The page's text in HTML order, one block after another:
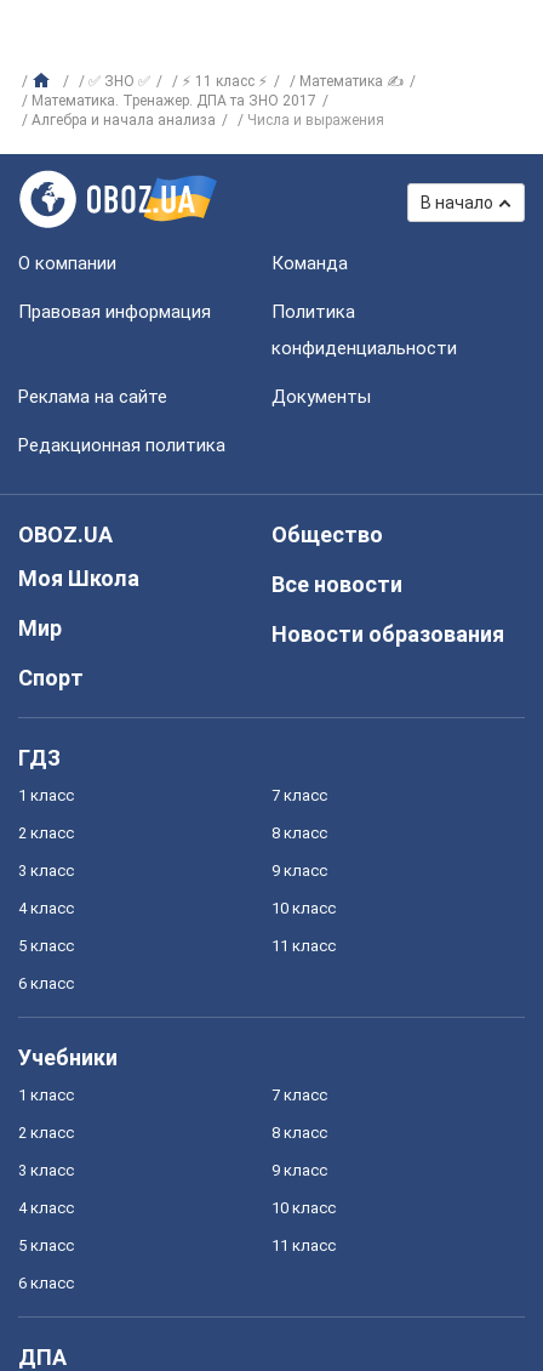
✅ ЗНО ✅ ⚡ 11 класс ⚡
Математика ✍
Математика. Тренажер. ДПА та ЗНО 2017
Алгебра и начала анализа
Числа и выражения
В начало
О компании Команда
Правовая информация
Политика
конфиденциальности
Реклама на сайте Документы
Редакционная политика
OBOZ.UA
Моя Школа
Мир
Спорт
Общество
Все новости
Новости образования
ГДЗ
1 класс
2 класс
3 класс
4 класс
5 класс
6 класс
7 класс
8 класс
9 класс
10 класс
11 класс
Учебники
1 класс
2 класс
3 класс
4 класс
5 класс
6 класс
7 класс
8 класс
9 класс
10 класс
11 класс
ДПА